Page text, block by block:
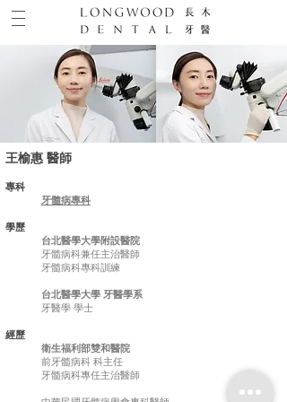
王榆惠 醫師
專科
牙髓病專科
​學歷
台北醫學大學附設醫院
牙髓病科兼任主治醫師
牙髓病科專科訓練
台北醫學大學 牙醫學系
牙醫學 學士
經歷
衛生福利部雙和醫院
前牙髓病科 科主任
牙髓病科專任主治醫師